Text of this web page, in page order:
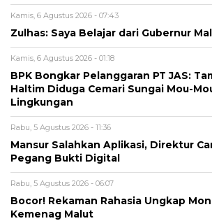
Kamis, 6 Agustus 2026 - 07:43
Zulhas: Saya Belajar dari Gubernur
Kamis, 6 Agustus 2026 - 01:18
BPK Bongkar Pelanggaran PT JAS:
Haltim Diduga Cemari Sungai Mou-
Lingkungan
Rabu, 5 Agustus 2026 - 11:36
Mansur Salahkan Aplikasi, Direktur
Pegang Bukti Digital
Rabu, 5 Agustus 2026 - 06:07
Bocor! Rekaman Rahasia Ungkap
Kemenag Malut